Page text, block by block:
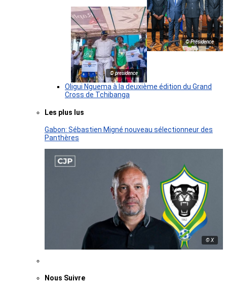
© Présidence
© presidence
Oligui Nguema à la deuxième édition du Grand
Cross de Tchibanga
Les plus lus
Gabon: Sébastien Migné nouveau sélectionneur des
Panthères
© X
Nous Suivre